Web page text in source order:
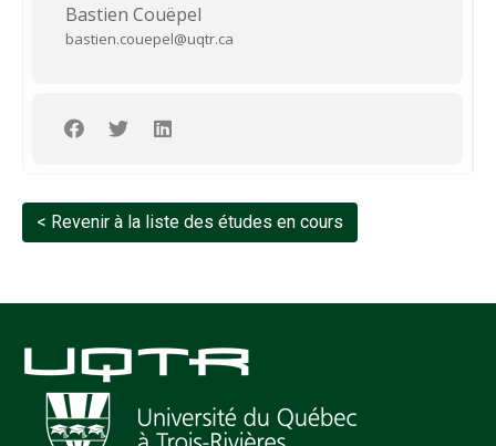
Bastien Couëpel
bastien.couepel@uqtr.ca
< Revenir à la liste des études en cours